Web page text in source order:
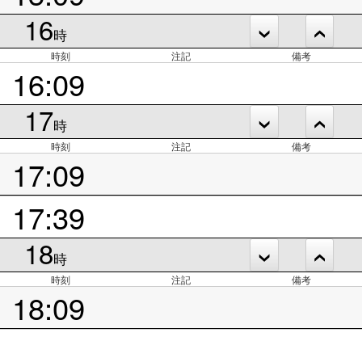
16時
時刻 注記 備考
16:09
17時
時刻 注記 備考
17:09
17:39
18時
時刻 注記 備考
18:09